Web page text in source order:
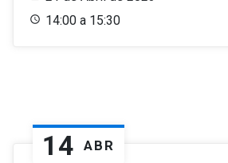
14:00 a 15:30
14 ABR